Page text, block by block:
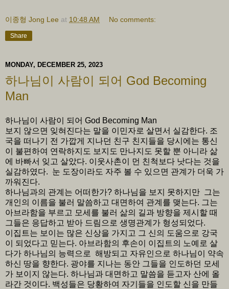
이종형 Jong Lee at 10:48 AM No comments:
Share
MONDAY, DECEMBER 25, 2023
하나님이 사람이 되어 God Becoming
Man
하나님이 사람이 되어 God Becoming Man
보지 않으면 잊혀진다는 말을 이민자로 살면서 실감한다. 조
국을 떠나기 전 가깝게 지나던 친구 친지들을 당시에는 통신
이 불편하여 연락하지도 보지도 만나지도 못할 뿐 아니라 삶
에 바빠서 잊고 살았다. 이웃사촌이 먼 친척보다 낫다는 것을
실감하였다. 눈 도장이라도 자주 볼 수 있으면 관계가 더욱 가
까워진다.
하나님과의 관계는 어떠한가? 하나님을 보지 못하지만 그는
개인의 이름을 불러 말씀하고 대면하여 관계를 맺는다. 그는
아브라함을 부르고 모세를 불러 삶의 길과 방향을 제시할 때
그들은 응답하고 받아 드림으로 생명관계가 형성되었다.
이집트는 보이는 많은 신상을 가지고 그 신의 도움으로 강국
이 되었다고 믿는다. 아브라함의 후손이 이집트의 노예로 살
다가 하나님의 능력으로 해방되고 자유인으로 하나님이 약속
하신 땅을 향한다. 광야를 지나는 동안 그들을 인도하던 모세
가 보이지 않는다. 하나님과 대면하고 말씀을 듣고자 산에 올
라간 것이다. 백성들은 당황하여 자기들을 인도할 신을 만들